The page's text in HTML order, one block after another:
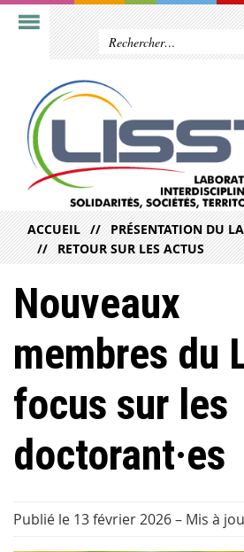
ACCUEIL
PRÉSENTATION DU
RETOUR SUR LES ACTUS
Nouveaux
membres du
focus sur les
doctorant·es
Publié le 13 février 2026– Mis à